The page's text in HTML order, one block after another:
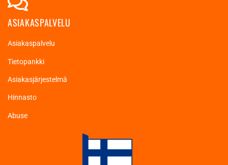
ASIAKASPALVELU
Asiakaspalvelu
Tietopankki
Asiakasjärjestelmä
Hinnasto
Abuse